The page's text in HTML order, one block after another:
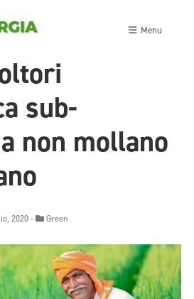
Menu
sub-
non mollano
2020 - Green